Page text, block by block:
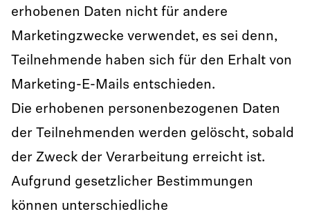
erhobenen Daten nicht für andere
Marketingzwecke verwendet, es sei denn,
Teilnehmende haben sich für den Erhalt von
Marketing-E-Mails entschieden.
Die erhobenen personenbezogenen Daten
der Teilnehmenden werden gelöscht, sobald
der Zweck der Verarbeitung erreicht ist.
Aufgrund gesetzlicher Bestimmungen
können unterschiedliche